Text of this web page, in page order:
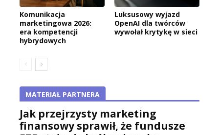
Komunikacja
marketingowa 2026:
era kompetencji
hybrydowych
Luksusowy wyjazd
OpenAI dla twórców
wywołał krytykę w sieci
MATERIAŁ PARTNERA
Jak przejrzysty marketing
finansowy sprawił, że fundusze